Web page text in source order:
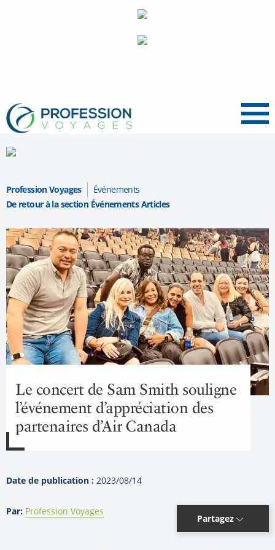
Menu
Profession Voyages
Événements
De retour à la section Événements Articles
Le concert de Sam Smith souligne
l’événement d’appréciation des
partenaires d’Air Canada
Date de publication : 2023/08/14
Par: Profession Voyages
Partagez